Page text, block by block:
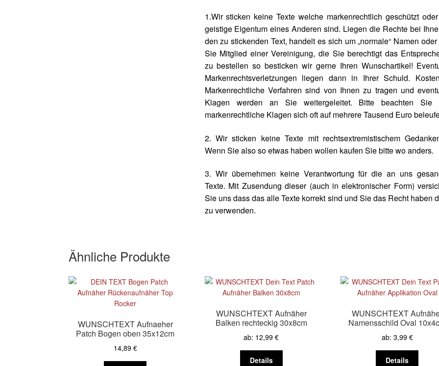
1.Wir sticken keine Texte welche markenrechtlich geschützt
geistige Eigentum eines Anderen sind. Liegen die Rechte bei
den zu stickenden Text, handelt es sich um „normale“ Namen
Sie Mitglied einer Vereinigung, die Sie berechtigt das
zu bestellen so besticken wir gerne Ihren Wunschartikel!
Markenrechtsverletzungen liegen dann in Ihrer Schuld.
Markenrechtliche Verfahren sind von Ihnen zu tragen und
Klagen werden an Sie weitergeleitet. Bitte beachten Sie
markenrechtliche Klagen sich oft auf mehrere Tausend Euro
2. Wir sticken keine Texte mit rechtsextremistischem
Wenn Sie also so etwas haben wollen kaufen Sie bitte wo anders.
3. Wir übernehmen keine Verantwortung für die an uns
Texte. Mit Zusendung dieser (auch in elektronischer Form)
Sie uns dass das alle Texte korrekt sind und Sie das Recht haben
zu verwenden.
Ähnliche Produkte
WUNSCHTEXT Aufnaeher
Patch Bogen oben 35x12cm
14,89 €
WUNSCHTEXT Aufnäher
Balken rechteckig 30x8cm
ab: 12,99€
Details
WUNSCHTEXT
Namensschild Oval
ab: 3,99 €
Details